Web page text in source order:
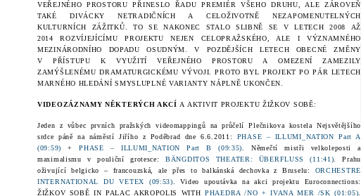
VEŘEJNÉHO PROSTORU PŘINESLO ŘADU PREMIÉR VŠEHO DRUHU, ALE ZÁROVEŇ
TAKÉ DIVÁCKY NETRADIČNÍCH A CELOŽIVOTNĚ NEZAPOMENUTELNÝCH
KULTURNÍCH ZÁŽITKŮ. TO SE NAKONEC STALO SLIBNĚ SE V LETECH 2008 AŽ
2014 ROZVÍJEJÍCÍMU PROJEKTU NEJEN CELOPRAŽSKÉHO, ALE I VÝZNAMNÉHO
MEZINÁRODNÍHO DOPADU OSUDNÝM. V POZDĚJŠÍCH LETECH OBECNÉ ZMĚNY
V PŘÍSTUPU K VYUŽITÍ VEŘEJNÉHO PROSTORU AOMEZENÍ ZAMEZILY
ZAMÝŠLENÉMU DRAMATURGICKÉMU VÝVOJI. PROTO BYL PROJEKT PO PÁR LETECH
MARNÉHO HLEDÁNÍSMYSLUPLNÉ VARIANTY NÁPLNĚ UKONČEN.
VIDEOZÁZNAMY NĚKTERÝCH AKCÍ A AKTIVIT PROJEKTU ŽIŽKOV SOBĚ:
Jeden z vůbec prvních pražských videomappingů na průčelí Plečnikova kostela Nejsvětějšího
srdce páně na náměstí Jiřího z Poděbrad dne6.6.2011 : PHASE – ILLUMI_NATION Part A
(09:59) +PHASE – ILLUMI_NATION Part B (09:35) . Němečtí mistři velkoleposti a
maximalismu v pouliční grotesce: BÄNGDITOS THEATER: ÜBERFLUSS (11:41) . Prahu
oživující belgicko – francouzská, ale přes to balkánská dechovka z Bruselu: ORCHESTRE
INTERNATIONAL DU VETEX (09:53) . Video upoutávka na akci projektu Euroconnections:
ŽIŽKOV SOBĚ IN PALAC AKROPOLIS WITH PHAEDRA /NO + IVANA MER /SK (01:05)